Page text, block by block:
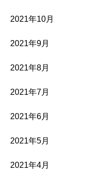
2021年10月
2021年9月
2021年8月
2021年7月
2021年6月
2021年5月
2021年4月